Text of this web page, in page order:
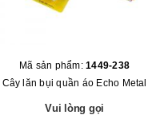
Mã sản phẩm:1449-238
Cây lăn bụi quần áo Echo Metal
Vui lòng gọi